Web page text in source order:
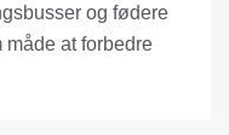
og fødere
at forbedre